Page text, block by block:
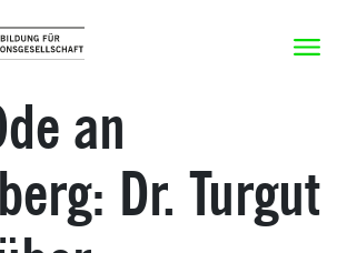
Zeige
an
Dr. Turgut